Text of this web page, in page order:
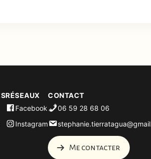
RÉSEAUX
Facebook
Instagram
CONTACT
06 59 28 68 06
Me contacter